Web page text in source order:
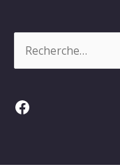
Facebook